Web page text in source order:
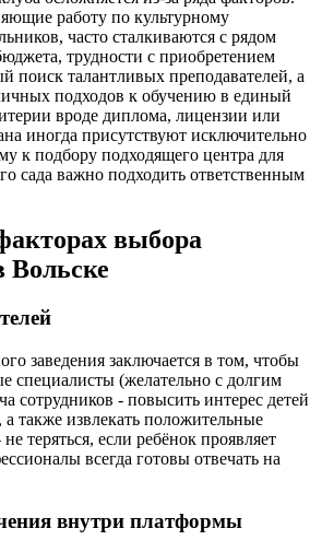
работу по культурному
часто сталкиваются с рядом
трудности с приобретением
поиск талантливых преподавателей, а
подходов к обучению в единый
вроде диплома, лицензии или
иногда присутствуют исключительно
к подбору подходящего центра для
сада важно подходить ответственным
выбора
Вольске
заведения заключается в том, чтобы
специалисты (желательно с долгим
сотрудников - повысить интерес детей
также извлекать положительные
теряться, если ребёнок проявляет
всегда готовы отвечать на
внутри платформы